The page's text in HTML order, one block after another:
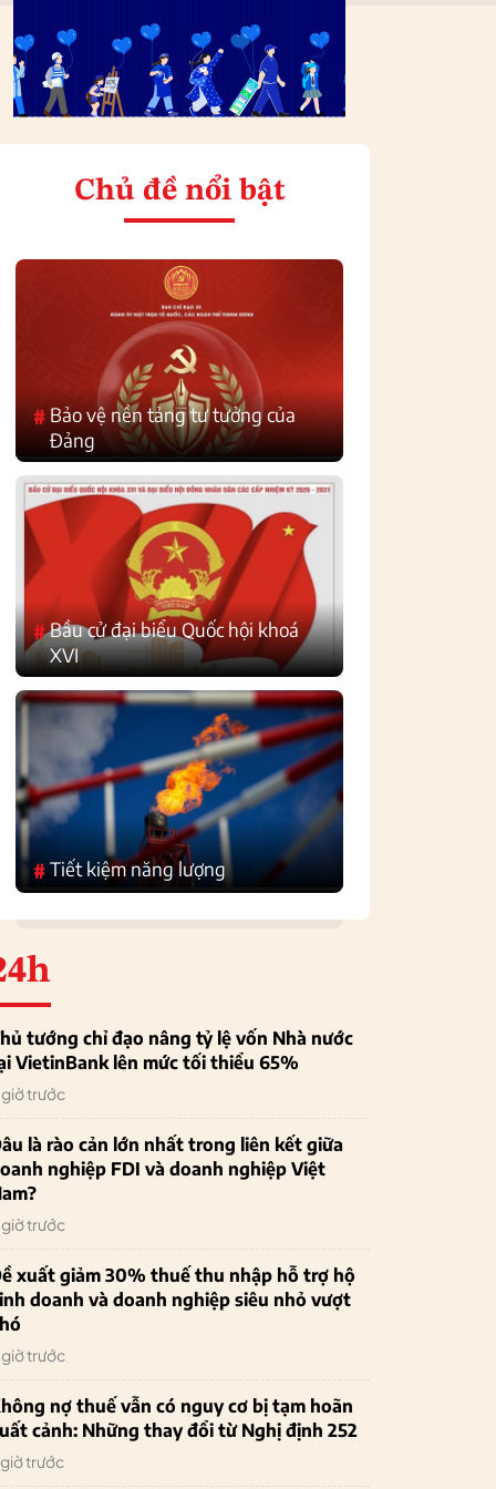
Chủ đề nổi bật
#Bảo vệ nền tảng tư tưởng của
Đảng
#Bầu cử đại biểu Quốc hội khoá
XVI
#Tiết kiệm năng lượng
tướng chỉ đạo nâng tỷ lệ vốn Nhà nước
VietinBank lên mức tối thiểu 65%
giờ trước
là rào cản lớn nhất trong liên kết giữa
nghiệp FDI và doanh nghiệp Việt
giờ trước
xuất giảm 30% thuế thu nhập hỗ trợ hộ
doanh và doanh nghiệp siêu nhỏ vượt
giờ trước
nợ thuế vẫn có nguy cơ bị tạm hoãn
cảnh: Những thay đổi từ Nghị định 252
giờ trước